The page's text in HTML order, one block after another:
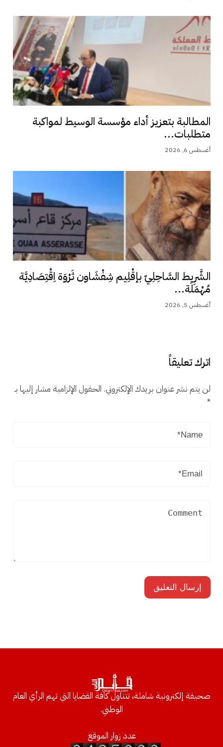
المطالبة بتعزيز أداء مؤسسة الوسيط لمواكبة
متطلبات...
أغسطس 6, 2026
الشَّرِيط السَّاحِلِيّ بإقْلِيم شِفْشَاون ثَرْوَة اِقْتِصَادِيَّة
مُهْمَلَة...
أغسطس 5, 2026
اترك تعليقاً
لن يتم نشر عنوان بريدك الإلكتروني. الحقول الإلزامية مشار إليها بـ
*
صحيفة إلكترونية شاملة، تتناول كافة القضايا التي تهم الرأي العام
الوطني.
عدد زوار الموقع